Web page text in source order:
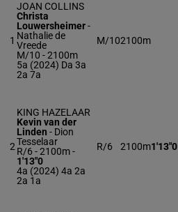
1
JOAN COLLINS
Christa
Louwersheimer-
Nathalie de
Vreede
M/10 - 2100m
5a (2024) Da 3a
2a 7a
M/102100m
2
KING HAZELAAR
Kevin van der
Linden - Dion
Tesselaar
R/6 - 2100m-
1'13"0
4a (2024) 4a 2a
2a 1a
R/6 2100m1'13"0